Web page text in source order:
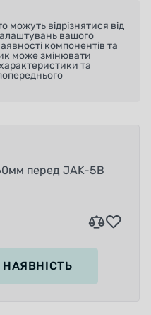
можуть відрізнятися від
вашого
компонентів та
може змінювати
та
перед JAK-5B